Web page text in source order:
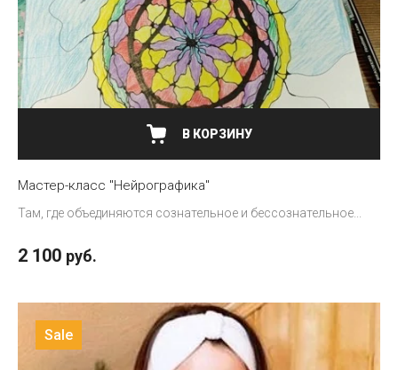
В КОРЗИНУ
Мастер-класс "Нейрографика"
Там, где объединяются сознательное и бессознательное...
2 100 руб.
Sale